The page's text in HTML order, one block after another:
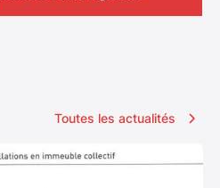
Toutes les actualités